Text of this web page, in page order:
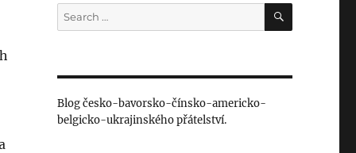
Search
for:
SEARCH
Blog česko-bavorsko-čínsko-americko-
belgicko-ukrajinského přátelství.